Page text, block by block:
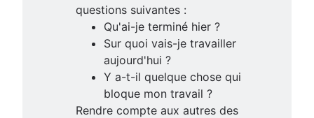
questions suivantes :
Qu'ai-je terminé hier ?
Sur quoi vais-je travailler
aujourd'hui ?
Y a-t-il quelque chose qui
bloque mon travail ?
Rendre compte aux autres des